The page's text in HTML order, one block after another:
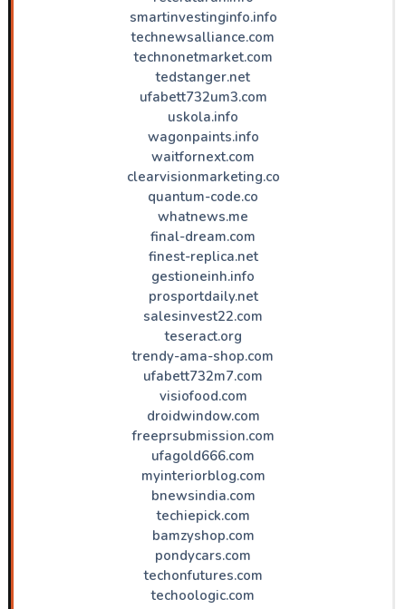
smartinvestinginfo.info
technewsalliance.com
technonetmarket.com
tedstanger.net
ufabett732um3.com
uskola.info
wagonpaints.info
waitfornext.com
clearvisionmarketing.co
quantum-code.co
whatnews.me
final-dream.com
finest-replica.net
gestioneinh.info
prosportdaily.net
salesinvest22.com
teseract.org
trendy-ama-shop.com
ufabett732m7.com
visiofood.com
droidwindow.com
freeprsubmission.com
ufagold666.com
myinteriorblog.com
bnewsindia.com
techiepick.com
bamzyshop.com
pondycars.com
techonfutures.com
techoologic.com